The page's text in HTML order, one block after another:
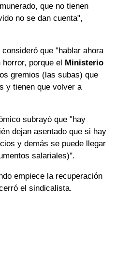
que no tienen
no se dan cuenta",
consideró que "hablar ahora
porque el
Ministerio
gremios (las subas) que
y tienen que volver a
subrayó que "hay
dejan asentado que si hay
y demás se puede llegar
salariales)".
empiece la recuperación
el sindicalista.